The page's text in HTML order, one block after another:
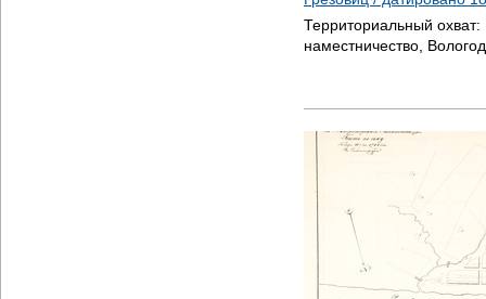
Территориальный охват:
наместничество,